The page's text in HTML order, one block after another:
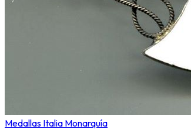
Medallas Italia Monarquía